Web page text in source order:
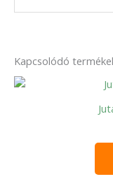
Kapcsolódó